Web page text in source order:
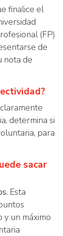
finalice el
(FP)
de
nota de
determina si
para
sacar
. Esta
y un máximo